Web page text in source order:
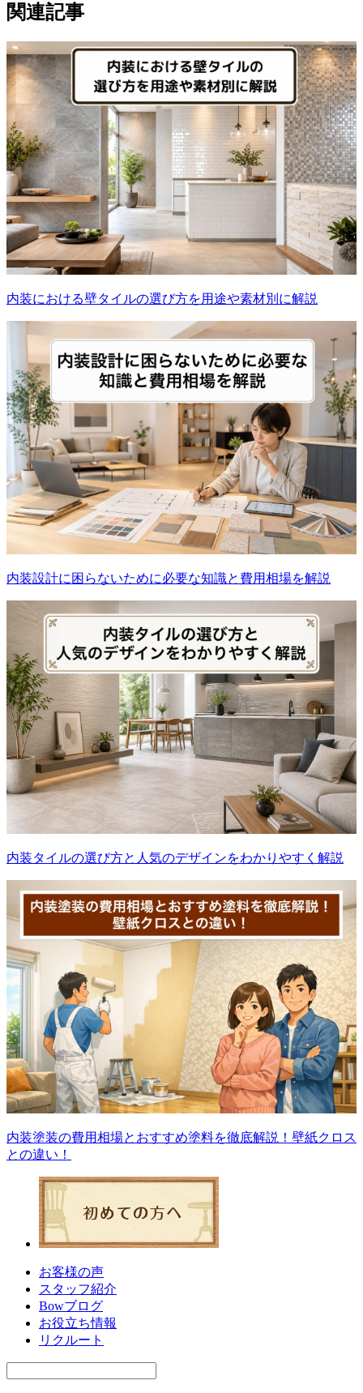
関連記事
内装における壁タイルの選び方を用途や素材別に解説
内装設計に困らないために必要な知識と費用相場を解説
内装タイルの選び方と人気のデザインをわかりやすく解説
内装塗装の費用相場とおすすめ塗料を徹底解説！壁紙クロス
との違い！
お客様の声
スタッフ紹介
Bowブログ
お役立ち情報
リクルート